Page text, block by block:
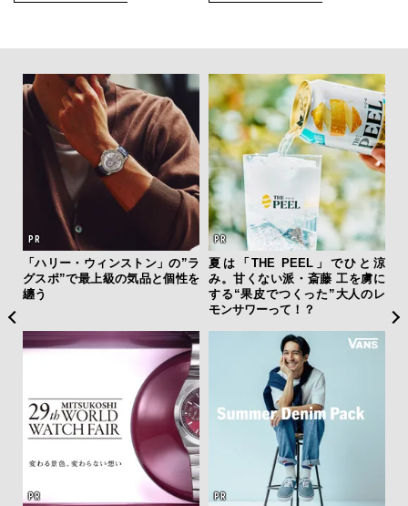
「ハリー・ウィンストン」の”ラ
グスポ”で最上級の気品と個性を
纏う
夏は「THE PEEL」でひと涼
み。甘くない派・斎藤 工を虜に
する“果皮でつくった”大人のレ
モンサワーって！？
グ